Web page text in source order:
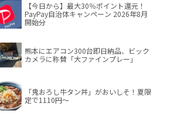
【今日から】最大30％ポイント還元！
PayPay自治体キャンペーン 2026年8月
開始分
熊本にエアコン300台即日納品、ビック
カメラに称賛「大ファインプレー」
「鬼おろし牛タン丼」がおいしそ！夏限
定で1110円～